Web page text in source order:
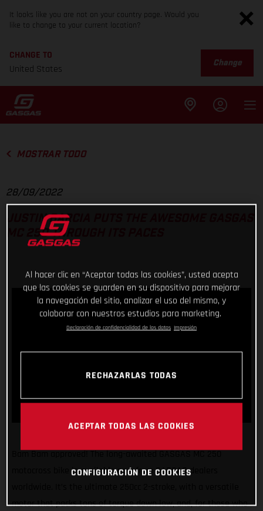
It looks like you are not on your country page. Would you
like to change to your current location?
CHANGE TO
United States
Change
MOSTRAR TODO
28/09/2022
JUSTIN BARCIA PUTS THE AWESOME GASGAS
MC 250 THROUGH ITS PACES
Bam Bam approved! The long-awaited GASGAS MC 250
motocross bike is available now from GASGAS dealers
motor that packs tons of torque down low, and, for those who
Al hacer clic en “Aceptar todas las cookies”, usted acepta
que las cookies se guarden en su dispositivo para mejorar
la navegación del sitio, analizar el uso del mismo, y
colaborar con nuestros estudios para marketing.
Declaración de confidencialidad de los datos Impresión
RECHAZARLAS TODAS
ACEPTAR TODAS LAS COOKIES
CONFIGURACIÓN DE COOKIES